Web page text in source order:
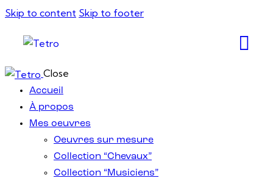
Skip to content Skip to footer
Close
Accueil
À propos
Mes oeuvres
Oeuvres sur mesure
Collection “Chevaux”
Collection “Musiciens”